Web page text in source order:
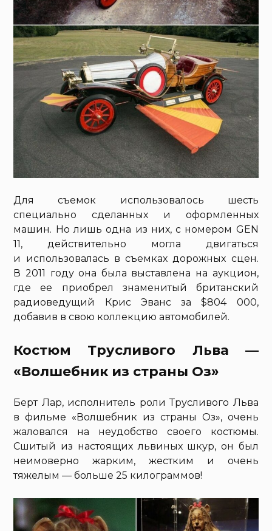
Для съемок использовалось шесть
специально сделанных и оформленных
машин. Но лишь одна из них, с номером GEN
11, действительно могла двигаться
и использовалась в съемках дорожных сцен.
В 2011 году она была выставлена на аукцион,
где ее приобрел знаменитый британский
радиоведущий Крис Эванс за $804 000,
добавив в свою коллекцию автомобилей.
Костюм Трусливого Льва —
«Волшебник из страны Оз»
Берт Лар, исполнитель роли Трусливого Льва
в фильме «Волшебник из страны Оз», очень
жаловался на неудобство своего костюмы.
Сшитый из настоящих львиных шкур, он был
неимоверно жарким, жестким и очень
тяжелым — больше 25 килограммов!